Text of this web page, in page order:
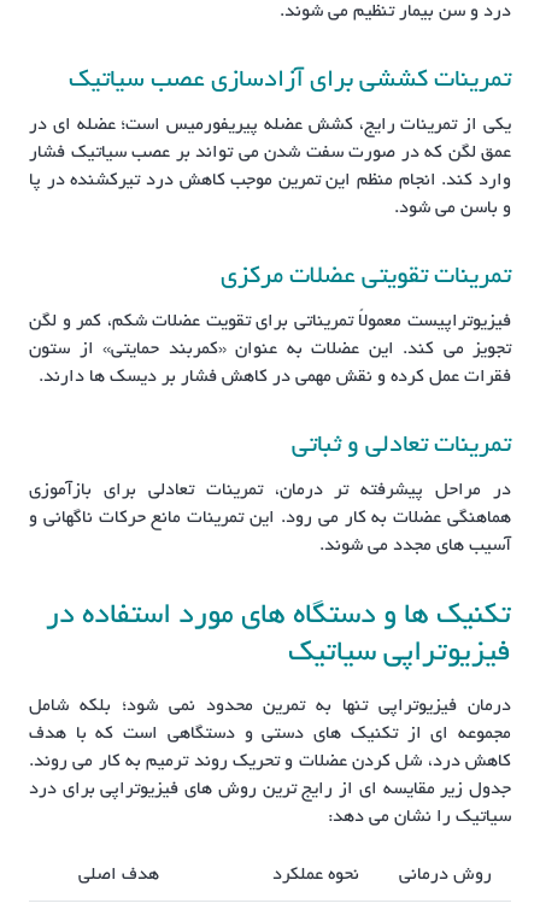
درد و سن بیمار تنظیم می شوند.
تمرینات کششی برای آزادسازی عصب سیاتیک
یکی از تمرینات رایج، کشش عضله پیریفورمیس است؛ عضله ای در
عمق لگن که در صورت سفت شدن می تواند بر عصب سیاتیک فشار
وارد کند. انجام منظم این تمرین موجب کاهش درد تیرکشنده در پا
و باسن می شود.
تمرینات تقویتی عضلات مرکزی
فیزیوتراپیست معمولاً تمریناتی برای تقویت عضلات شکم، کمر و لگن
تجویز می کند. این عضلات به عنوان «کمربند حمایتی» از ستون
فقرات عمل کرده و نقش مهمی در کاهش فشار بر دیسک ها دارند.
تمرینات تعادلی و ثباتی
در مراحل پیشرفته تر درمان، تمرینات تعادلی برای بازآموزی
هماهنگی عضلات به کار می رود. این تمرینات مانع حرکات ناگهانی و
آسیب های مجدد می شوند.
تکنیک ها و دستگاه های مورد استفاده در
فیزیوتراپی سیاتیک
درمان فیزیوتراپی تنها به تمرین محدود نمی شود؛ بلکه شامل
مجموعه ای از تکنیک های دستی و دستگاهی است که با هدف
کاهش درد، شل کردن عضلات و تحریک روند ترمیم به کار می روند.
جدول زیر مقایسه ای از رایج ترین روش های فیزیوتراپی برای درد
سیاتیک را نشان می دهد:
روش درمانی نحوه عملکرد هدف اصلی